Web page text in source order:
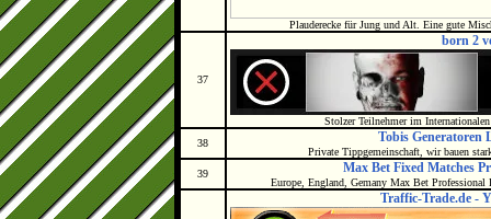
Plauderecke für Jung und Alt. Eine gute
37
born 2
Stolzer Teilnehmer im
38
Tobis Generatoren
Private Tippgemeinschaft, wir bauen
39
Max Bet Fixed Matches
Europe, England, Gemany Max Bet Professional
Traffic-Trade.de -